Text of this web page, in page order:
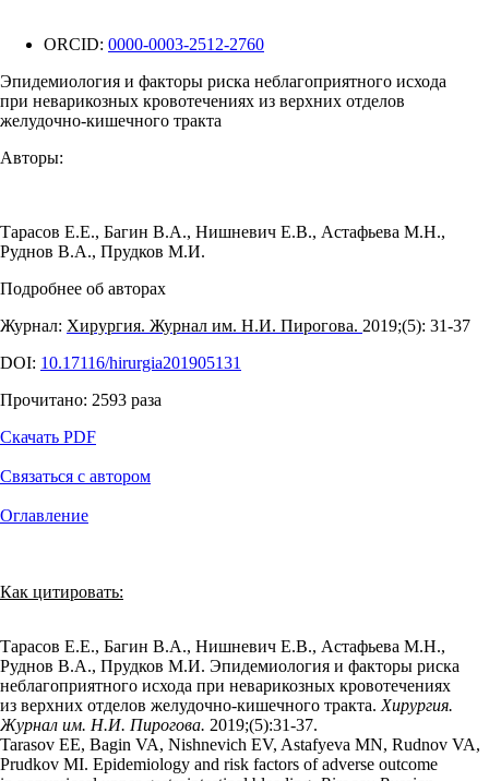
ORCID: 0000-0003-2512-2760
Эпидемиология и факторы риска неблагоприятного исхода
при неварикозных кровотечениях из верхних отделов
желудочно-кишечного тракта
Авторы:
Тарасов Е.Е., Багин В.А., Нишневич Е.В., Астафьева М.Н.,
Руднов В.А., Прудков М.И.
Подробнее об авторах
Журнал: Хирургия. Журнал им. Н.И. Пирогова. 2019;(5): 31‑37
DOI: 10.17116/hirurgia201905131
Прочитано: 2593 раза
Скачать PDF
Связаться с автором
Оглавление
Как цитировать:
Тарасов Е.Е., Багин В.А., Нишневич Е.В., Астафьева М.Н.,
Руднов В.А., Прудков М.И. Эпидемиология и факторы риска
неблагоприятного исхода при неварикозных кровотечениях
из верхних отделов желудочно-кишечного тракта. Хирургия.
Журнал им. Н.И. Пирогова. 2019;(5):31‑37.
Tarasov EE, Bagin VA, Nishnevich EV, Astafyeva MN, Rudnov VA,
Prudkov MI. Epidemiology and risk factors of adverse outcome